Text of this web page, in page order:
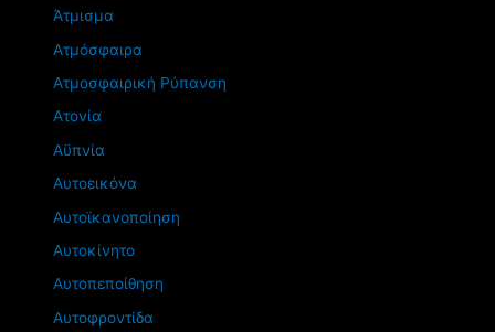
Άτμισμα
Ατμόσφαιρα
Ατμοσφαιρική Ρύπανση
Ατονία
Αϋπνία
Αυτοεικόνα
Αυτοϊκανοποίηση
Αυτοκίνητο
Αυτοπεποίθηση
Αυτοφροντίδα